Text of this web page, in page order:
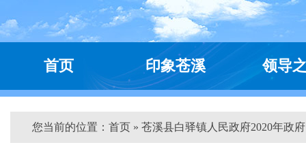
首页 印象苍溪 领导
您当前的位置： 首页 » 苍溪县白驿镇人民政府2020年政